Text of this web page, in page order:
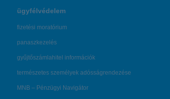
ügyfélvédelem
fizetési moratórium
panaszkezelés
gyűjtőszámlahitel információk
természetes személyek adósságrendezése
MNB – Pénzügyi Navigátor